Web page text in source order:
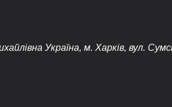
Україна, м. Харків, вул.